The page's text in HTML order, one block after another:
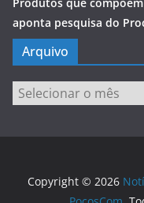
Produtos que
aponta pesquisa do
Arquivo
Arquivo
Copyright © 2026